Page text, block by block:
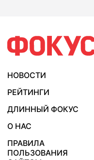
НОВОСТИ
РЕЙТИНГИ
ДЛИННЫЙ ФОКУС
О НАС
ПРАВИЛА
ПОЛЬЗОВАНИЯ